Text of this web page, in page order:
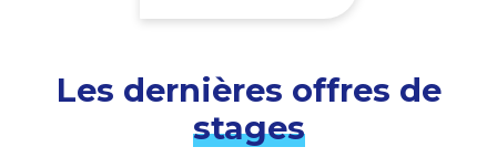
Les dernières offres de
stages